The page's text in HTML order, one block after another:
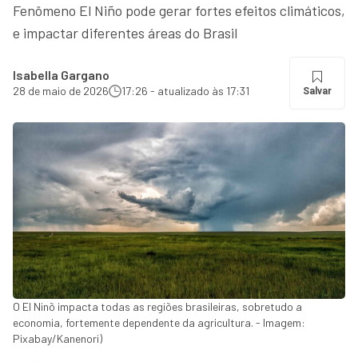
Fenômeno El Niño pode gerar fortes efeitos climáticos,
e impactar diferentes áreas do Brasil
Isabella Gargano
28 de maio de 2026 17:26 - atualizado às 17:31 Salvar
O El Ninõ impacta todas as regiões brasileiras, sobretudo a
economia, fortemente dependente da agricultura. - Imagem:
Pixabay/Kanenori)